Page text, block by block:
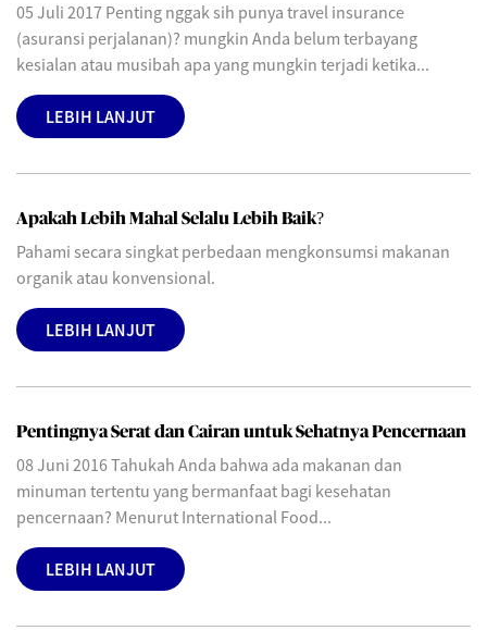
05 Juli 2017 Penting nggak sih punya travel insurance
(asuransi perjalanan)? mungkin Anda belum terbayang
kesialan atau musibah apa yang mungkin terjadi ketika...
LEBIH LANJUT
Apakah Lebih Mahal Selalu Lebih Baik?
Pahami secara singkat perbedaan mengkonsumsi makanan
organik atau konvensional.
LEBIH LANJUT
Pentingnya Serat dan Cairan untuk Sehatnya Pencernaan
08 Juni 2016 Tahukah Anda bahwa ada makanan dan
minuman tertentu yang bermanfaat bagi kesehatan
pencernaan? Menurut International Food...
LEBIH LANJUT